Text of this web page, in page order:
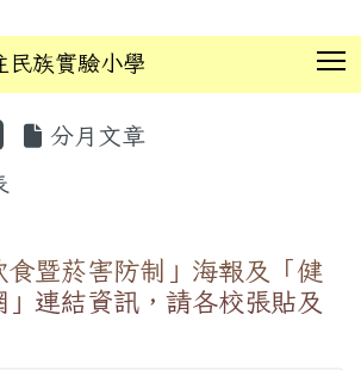
民族實驗小學
分月文章
暨菸害防制」海報及「健
」連結資訊，請各校張貼及